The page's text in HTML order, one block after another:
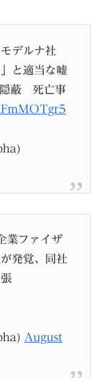
デルナ社
と適当な嘘
隠蔽 死亡事
業ファイザ
発覚、同社
August